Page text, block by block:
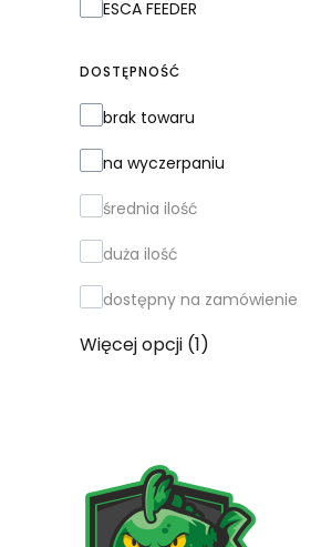
Marka
ESCA FEEDER
DOSTĘPNOŚĆ
Dostępność
brak towaru
na wyczerpaniu
średnia ilość
duża ilość
dostępny na zamówienie
Więcej opcji (1)